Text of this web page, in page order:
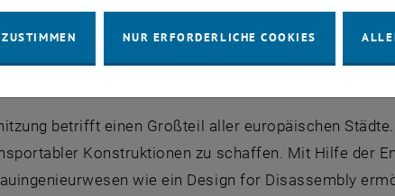
betrifft einen Großteil aller europäischen
Konstruktionen zu schaffen. Mit Hilfe der
wie ein Design for Disassembly
NUR ERFORDERLICHE COOKIES